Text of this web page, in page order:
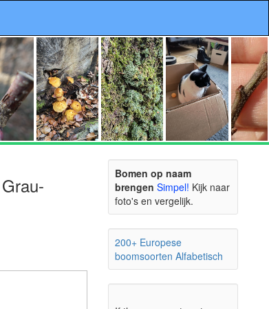
Bomen op naam
brengen Simpel! Kijk naar
foto's en vergelijk.
200+ Europese
boomsoorten Alfabetisch